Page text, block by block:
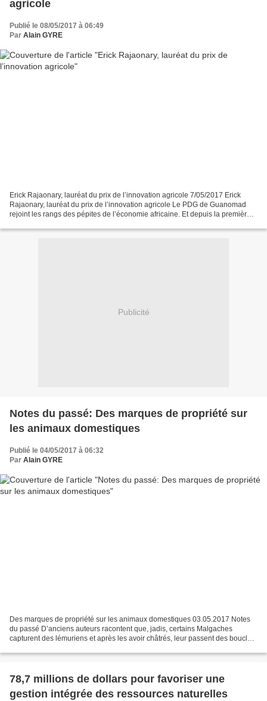
agricole
Publié le 08/05/2017 à 06:49
Par Alain GYRE
Erick Rajaonary, lauréat du prix de l’innovation agricole 7/05/2017 Erick
Rajaonary, lauréat du prix de l’innovation agricole Le PDG de Guanomad
rejoint les rangs des pépites de l’économie africaine. Et depuis la première
Publicité
Notes du passé: Des marques de propriété sur
les animaux domestiques
Publié le 04/05/2017 à 06:32
Par Alain GYRE
Des marques de propriété sur les animaux domestiques 03.05.2017 Notes
du passé D’anciens auteurs racontent que, jadis, certains Malgaches
capturent des lémuriens et après les avoir châtrés, leur passent des boucles
78,7 millions de dollars pour favoriser une
gestion intégrée des ressources naturelles